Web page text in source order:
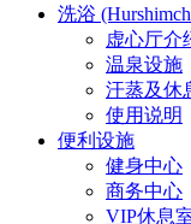
洗浴
虚心厅介
温泉设施
汗蒸及休
使用说明
便利设施
健身中心
商务中心
VIP休息